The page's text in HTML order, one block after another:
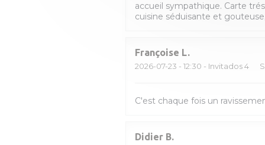
accueil sympathique. Carte
cuisine séduisante et
Françoise L
2026-07-23 - 12:30 - Invitados 4
C'est chaque fois un
Didier B